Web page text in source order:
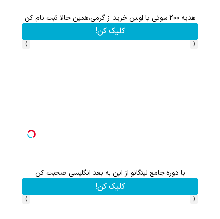
رسانه ای شد (کلیک جهت اطلاعات بیشتر) 200 سوت نقره پیدا شده برای تو!!!
‹
›
هدیه 200 سوتی با اولین خرید از گرمی،همین حالا ثبت نام کن
‹
›